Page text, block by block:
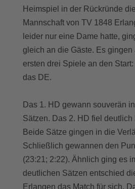
Heimspiel in der Rückründe
Mannschaft von TV 1848
leider nur eine Dame hatte,
gleich an die Gäste. Es
ersten drei Spiele an den
das DE.
Das 1. HD gewann souverän
Sätzen. Das 2. HD fiel deutlich
Beide Sätze gingen in die
Schließlich gewannen den
(23:21; 2:22). Ähnlich ging es
deutlichen Sätzen entschied
Erlangen das Match für sich.